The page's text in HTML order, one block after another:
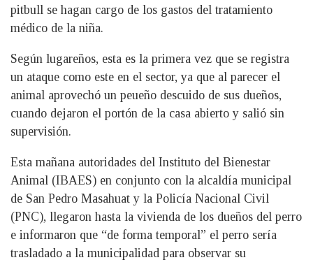
pitbull se hagan cargo de los gastos del tratamiento
médico de la niña.
Según lugareños, esta es la primera vez que se registra
un ataque como este en el sector, ya que al parecer el
animal aprovechó un peueño descuido de sus dueños,
cuando dejaron el portón de la casa abierto y salió sin
supervisión.
Esta mañana autoridades del Instituto del Bienestar
Animal (IBAES) en conjunto con la alcaldía municipal
de San Pedro Masahuat y la Policía Nacional Civil
(PNC), llegaron hasta la vivienda de los dueños del perro
e informaron que “de forma temporal” el perro sería
trasladado a la municipalidad para observar su